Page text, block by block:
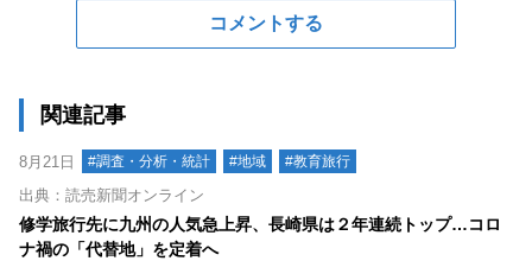
コメントする
関連記事
8月21日 #調査・分析・統計 #地域 #教育旅行
出典：読売新聞オンライン
修学旅行先に九州の人気急上昇、長崎県は２年連続トップ…コロ
ナ禍の「代替地」を定着へ